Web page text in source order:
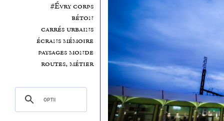
#Évry corps
béton
carrés urbains
écrans mémoire
paysages monde
routes, métier